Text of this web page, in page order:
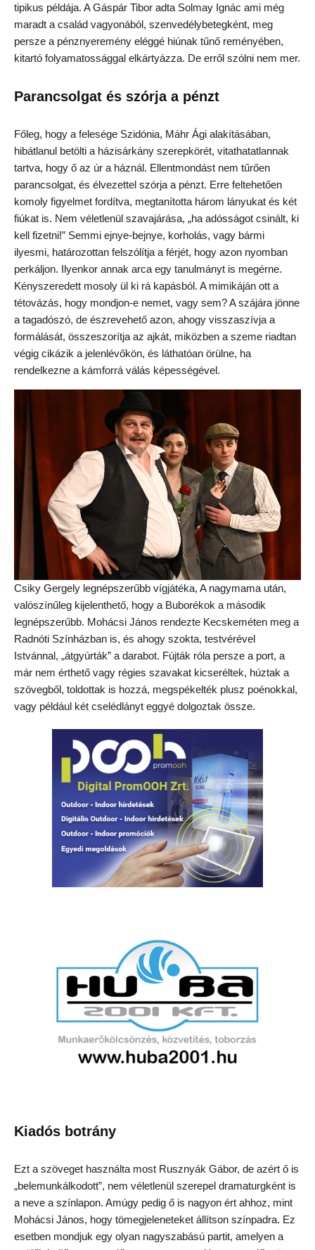
tipikus példája. A Gáspár Tibor adta Solmay Ignác ami még
maradt a család vagyonából, szenvedélybetegként, meg
persze a pénznyeremény eléggé hiúnak tűnő reményében,
kitartó folyamatossággal elkártyázza. De erről szólni nem mer.
Parancsolgat és szórja a pénzt
Főleg, hogy a felesége Szidónia, Máhr Ági alakításában,
hibátlanul betölti a házisárkány szerepkörét, vitathatatlannak
tartva, hogy ő az úr a háznál. Ellentmondást nem tűrően
parancsolgat, és élvezettel szórja a pénzt. Erre feltehetően
komoly figyelmet fordítva, megtanította három lányukat és két
fiúkat is. Nem véletlenül szavajárása, „ha adósságot csinált, ki
kell fizetni!” Semmi ejnye-bejnye, korholás, vagy bármi
ilyesmi, határozottan felszólítja a férjét, hogy azon nyomban
perkáljon. Ilyenkor annak arca egy tanulmányt is megérne.
Kényszeredett mosoly ül ki rá kapásból. A mimikáján ott a
tétovázás, hogy mondjon-e nemet, vagy sem? A szájára jönne
a tagadószó, de észrevehető azon, ahogy visszaszívja a
formálását, összeszorítja az ajkát, miközben a szeme riadtan
végig cikázik a jelenlévőkön, és láthatóan örülne, ha
rendelkezne a kámforrá válás képességével.
Csiky Gergely legnépszerűbb vígjátéka, A nagymama után,
valószínűleg kijelenthető, hogy a Buborékok a második
legnépszerűbb. Mohácsi János rendezte Kecskeméten meg a
Radnóti Színházban is, és ahogy szokta, testvérével
Istvánnal, „átgyúrták” a darabot. Fújták róla persze a port, a
már nem érthető vagy régies szavakat kicseréltek, húztak a
szövegből, toldottak is hozzá, megspékelték plusz poénokkal,
vagy például két cselédlányt eggyé dolgoztak össze.
Kiadós botrány
Ezt a szöveget használta most Rusznyák Gábor, de azért ő is
„belemunkálkodott”, nem véletlenül szerepel dramaturgként is
a neve a színlapon. Amúgy pedig ő is nagyon ért ahhoz, mint
Mohácsi János, hogy tömegjeleneteket állítson színpadra. Ez
esetben mondjuk egy olyan nagyszabású partit, amelyen a